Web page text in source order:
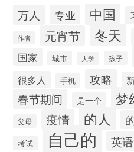
万人 专业 中国
作者 元宵节 冬天
国家 城市 大学 孩子
很多人 手机 攻略
春节期间 是一个 梦
父母 疫情 的人
考试 自己的 英语